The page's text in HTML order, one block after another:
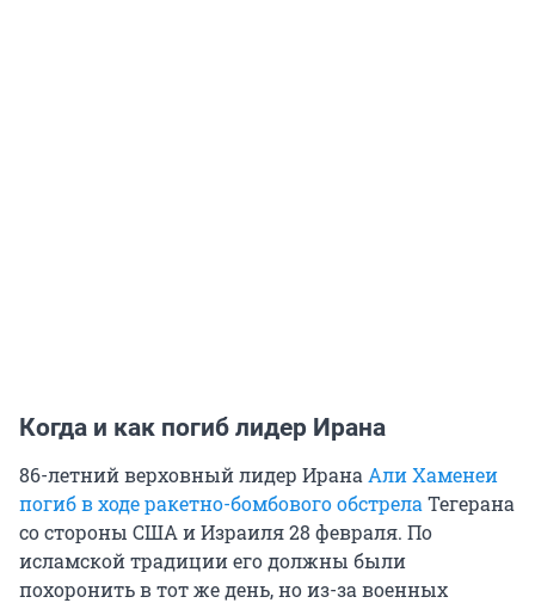
Когда и как погиб лидер Ирана
86-летний верховный лидер Ирана Али Хаменеи
погиб в ходе ракетно-бомбового обстрела Тегерана
со стороны США и Израиля 28 февраля. По
исламской традиции его должны были
похоронить в тот же день, но из-за военных